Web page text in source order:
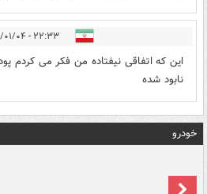
۲۲:۳۳ - ۱۴۰۱/۰۱/۰۴
این که اتفاقی نیفتاده من فکر می کردم
نابود شده
خودرو